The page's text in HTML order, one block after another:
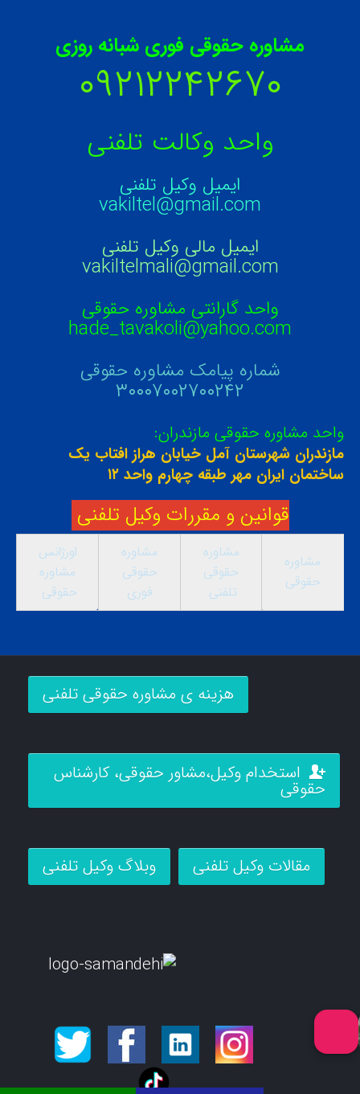
مشاوره حقوقی فوری شبانه روزی
۰۹۲۱۲۲۴۲۶۷۰
واحد وکالت تلفنی
ایمیل وکیل تلفنی
vakiltel@gmail.com
ایمیل مالی وکیل تلفنی
vakiltelmali@gmail.com
واحد گارانتی مشاوره حقوقی
hade_tavakoli@yahoo.com
شماره پیامک مشاوره حقوقی
۳۰۰۰۷۰۰۲۷۰۰۲۴۲
واحد مشاوره حقوقی مازندران:
مازندران شهرستان آمل خیابان هراز افتاب یک
ساختمان ایران مهر طبقه چهارم واحد ۱۲
قوانین و مقررات وکیل تلفنی
مشاوره
حقوقی
مشاوره
حقوقی
تلفنی
مشاوره
حقوقی
فوری
اورژانس
مشاوره
حقوقی
هزینه ی مشاوره حقوقی تلفنی
استخدام وکیل،مشاور حقوقی، کارشناس
حقوقی
وبلاگ وکیل تلفنی مقالات وکیل تلفنی